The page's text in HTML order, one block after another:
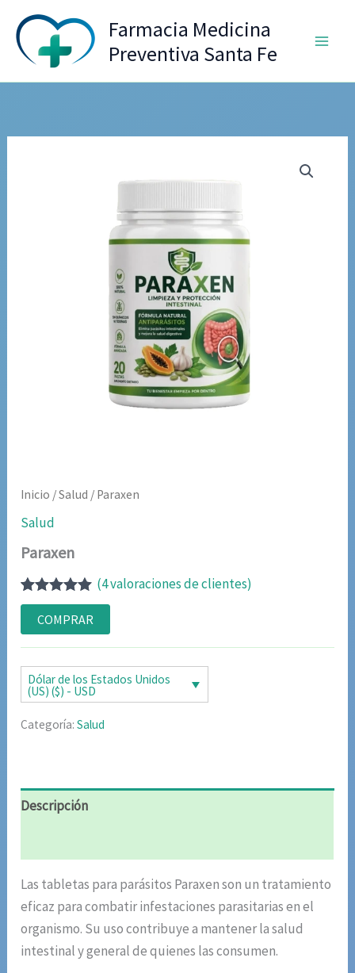
contenido
Farmacia Medicina
Preventiva Santa Fe
Inicio /Salud / Paraxen
Salud
Paraxen
Valorado
con5.00de
5 en base a
3
valoraciones
(4valoraciones de clientes)
COMPRAR
Dólar de los Estados Unidos
(US) ($) - USD
Categoría:Salud
Descripción
Las tabletas para parásitos Paraxen son un tratamiento
eficaz para combatir infestaciones parasitarias en el
organismo. Su uso contribuye a mantener la salud
intestinal y general de quienes las consumen.